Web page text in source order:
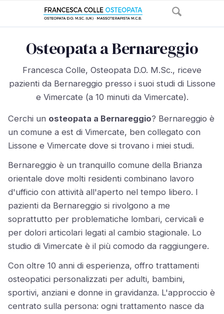
Osteopata a Bernareggio
Francesca Colle, Osteopata D.O. M.Sc., riceve
pazienti da Bernareggio presso i suoi studi di Lissone
e Vimercate (a 10 minuti da Vimercate).
Cerchi un osteopata a Bernareggio? Bernareggio è
un comune a est di Vimercate, ben collegato con
Lissone e Vimercate dove si trovano i miei studi.
Bernareggio è un tranquillo comune della Brianza
orientale dove molti residenti combinano lavoro
d'ufficio con attività all'aperto nel tempo libero. I
pazienti da Bernareggio si rivolgono a me
soprattutto per problematiche lombari, cervicali e
per dolori articolari legati al cambio stagionale. Lo
studio di Vimercate è il più comodo da raggiungere.
Con oltre 10 anni di esperienza, offro trattamenti
osteopatici personalizzati per adulti, bambini,
sportivi, anziani e donne in gravidanza. L'approccio è
centrato sulla persona: ogni trattamento nasce da